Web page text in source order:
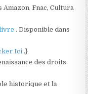
Fnac, Cultura
. Disponible dans
Ici.}
des droits
historique et la